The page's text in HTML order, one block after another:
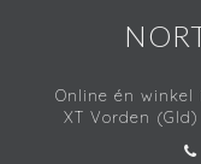
Online én winkel
XT Vorden (Gld)